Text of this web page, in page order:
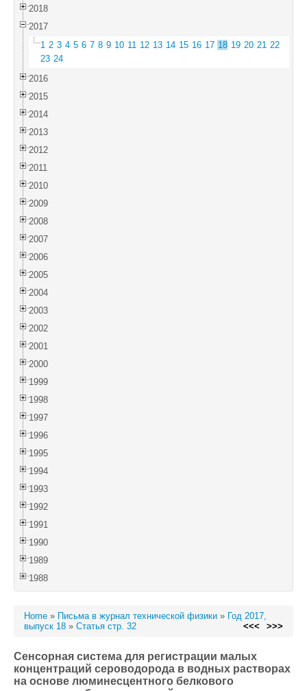
2018
2017
1 2 3 4 5 6 7 8 9 10 11 12 13 14 15 16 17 18 19 20 21 22
23 24
2016
2015
2014
2013
2012
2011
2010
2009
2008
2007
2006
2005
2004
2003
2002
2001
2000
1999
1998
1997
1996
1995
1994
1993
1992
1991
1990
1989
1988
Home » Письма в журнал технической физики » Год 2017,
выпуск 18 » Статья стр. 32 <<< >>>
Сенсорная система для регистрации малых
концентраций сероводорода в водных растворах
на основе люминесцентного белкового